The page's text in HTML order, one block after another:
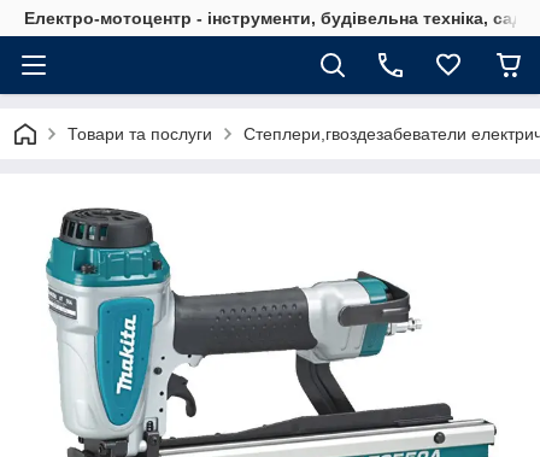
Електро-мотоцентр - інструменти, будівельна техніка,
Товари та послуги Степлери,гвоздезабеватели